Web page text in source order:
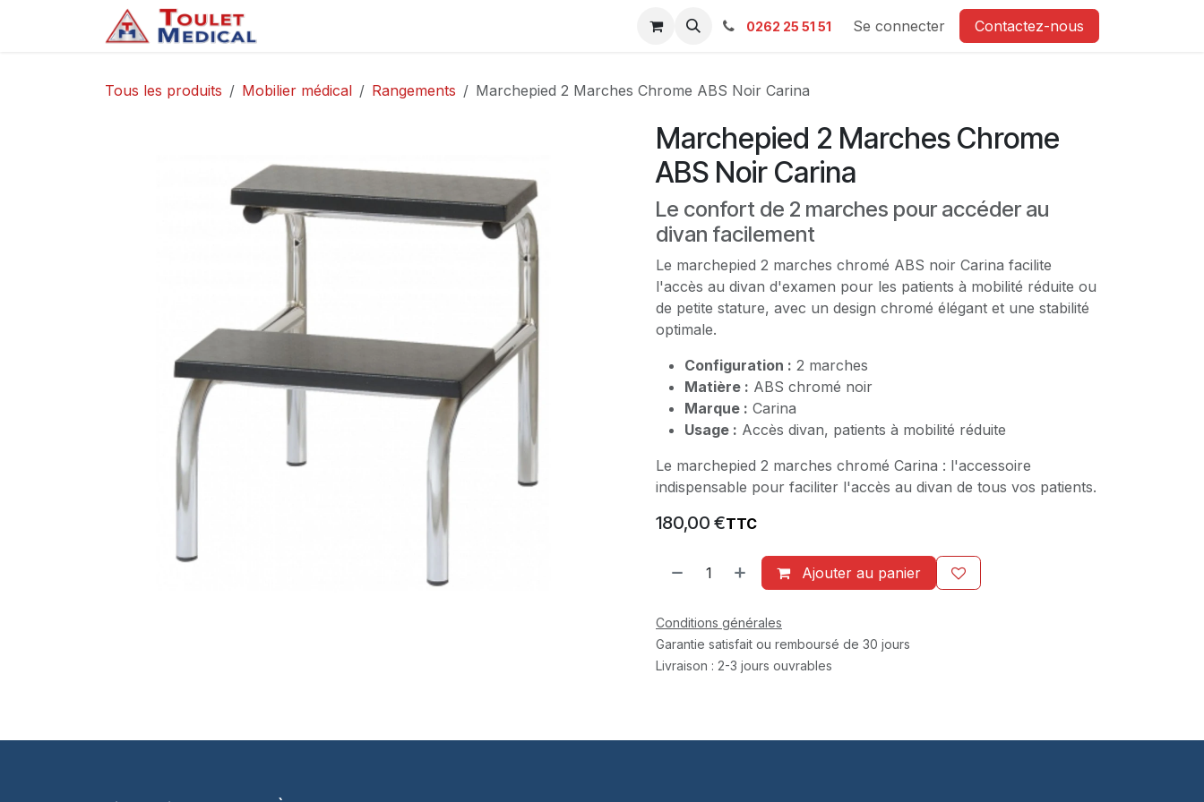
Se rendre au contenu
Contacts SAV Ambulance
0262 25 51 51 Se connecter Contactez-nous
Tous les produits Mobilier médical Rangements Marchepied 2 Marches Chrome ABS Noir Carina
Marchepied 2 Marches Chrome
ABS Noir Carina
Le confort de 2 marches pour accéder au
divan facilement
Le marchepied 2 marches chromé ABS noir Carina facilite
l'accès au divan d'examen pour les patients à mobilité réduite ou
de petite stature, avec un design chromé élégant et une stabilité
optimale.
Configuration : 2 marches
Matière : ABS chromé noir
Marque : Carina
Usage : Accès divan, patients à mobilité réduite
Le marchepied 2 marches chromé Carina : l'accessoire
indispensable pour faciliter l'accès au divan de tous vos patients.
180,00 €TTC
Ajouter au panier
Conditions générales
Garantie satisfait ou remboursé de 30 jours
Livraison : 2-3 jours ouvrables